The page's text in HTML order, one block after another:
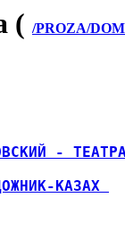
( /PROZA/
-
КАЗАХ